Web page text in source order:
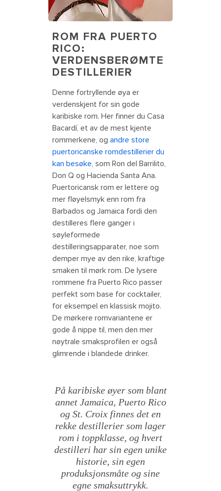
ROM FRA PUERTO
RICO:
VERDENSBERØMTE
DESTILLERIER
Denne fortryllende øya er
verdenskjent for sin gode
karibiske rom. Her finner du Casa
Bacardí, et av de mest kjente
rommerkene, og andre store
puertoricanske romdestillerier du
kan besøke, som Ron del Barrilito,
Don Q og Hacienda Santa Ana.
Puertoricansk rom er lettere og
mer fløyelsmyk enn rom fra
Barbados og Jamaica fordi den
destilleres flere ganger i
søyleformede
destilleringsapparater, noe som
demper mye av den rike, kraftige
smaken til mørk rom. De lysere
rommene fra Puerto Rico passer
perfekt som base for cocktailer,
for eksempel en klassisk mojito.
De mørkere romvariantene er
gode å nippe til, men den mer
nøytrale smaksprofilen er også
glimrende i blandede drinker.
På karibiske øyer som blant
annet Jamaica, Puerto Rico
og St. Croix finnes det en
rekke destillerier som lager
rom i toppklasse, og hvert
destilleri har sin egen unike
historie, sin egen
produksjonsmåte og sine
egne smaksuttrykk.